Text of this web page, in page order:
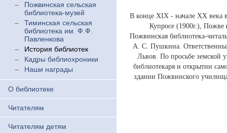
Пожвинская сельская
библиотека-музей
Тиминская сельская
библиотека им. Ф.Ф.
Павленкова
История библиотек
Кадры библиохроники
Наши награды
О библиотеке
Читателям
Читателям детям
В конце XIX - начале XX века
Купросе (1900г.), Пожве
Пожвинская библиотека-
А. С. Пушкина.
Львов. По просьбе земской
библиотекаря и открытии
здании Пожвинского